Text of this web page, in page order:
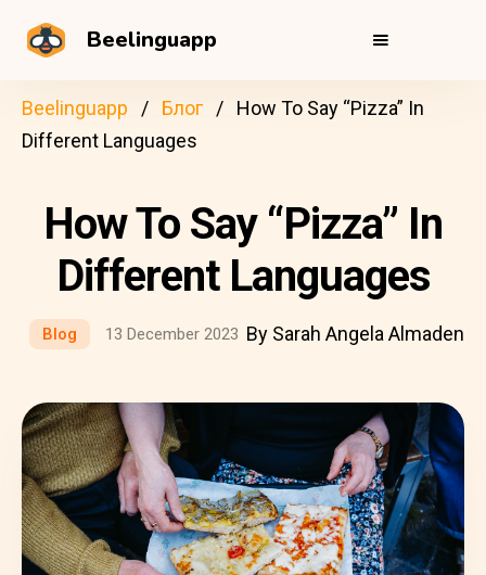
Beelinguapp
Beelinguapp Блог
How To Say “Pizza” In
Different Languages
How To Say “Pizza” In
Different Languages
Blog 13 December 2023 By Sarah Angela Almaden